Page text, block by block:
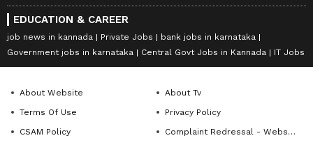
EDUCATION & CAREER
job news in kannada Private Jobs
bank jobs in karnataka
Government jobs in karnataka
Central Govt Jobs in Kannada IT Jobs
About Website
About Tv
Terms Of Use
Privacy Policy
CSAM Policy
Complaint Redressal - Website